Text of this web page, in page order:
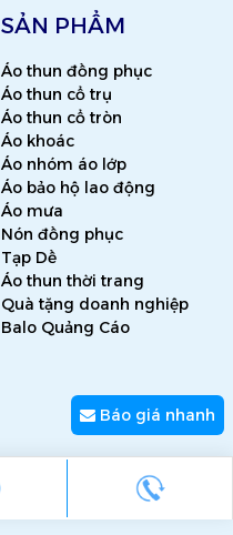
SẢN PHẨM
Áo thun đồng phục
Áo thun cổ trụ
Áo thun cổ tròn
Áo khoác
Áo nhóm áo lớp
Áo bảo hộ lao động
Áo mưa
Nón đồng phục
Tạp Dề
Áo thun thời trang
Quà tặng doanh nghiệp
Balo Quảng Cáo
Báo giá nhanh